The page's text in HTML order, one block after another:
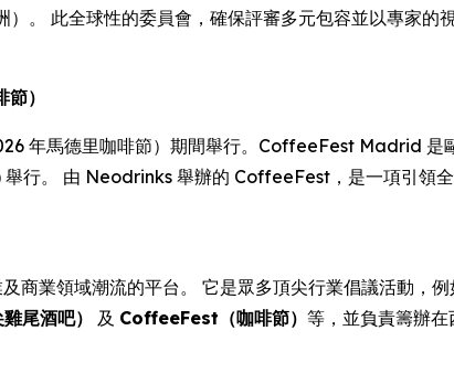
）。 此全球性的委員會，確保評審多元包容並以專家
）
年馬德里咖啡節）期間舉行。CoffeeFest Madrid 是
行。 由 Neodrinks 舉辦的 CoffeeFest，是一項引領
商業領域潮流的平台。 它是眾多頂尖行業倡議活動，例
尾酒吧） 及 CoffeeFest（咖啡節） 等，並負責籌辦在